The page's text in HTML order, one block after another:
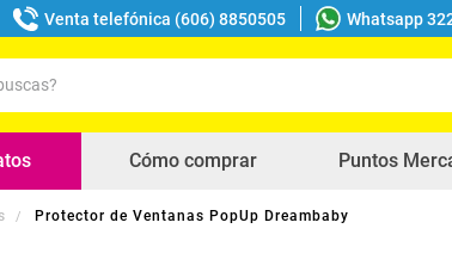
Venta telefónica (606) 8850505 Whatsapp
Cómo comprar Puntos
Protector de Ventanas PopUp Dreambaby
buscados